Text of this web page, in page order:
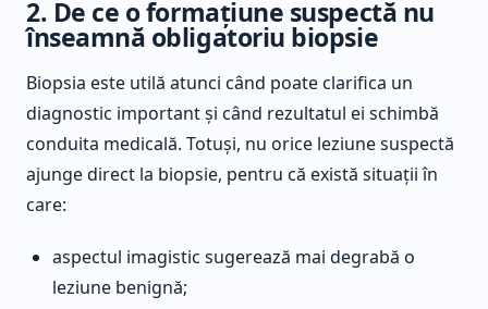
2. De ce o formațiune suspectă nu
înseamnă obligatoriu biopsie
Biopsia este utilă atunci când poate clarifica un
diagnostic important și când rezultatul ei schimbă
conduita medicală. Totuși, nu orice leziune suspectă
ajunge direct la biopsie, pentru că există situații în
care:
aspectul imagistic sugerează mai degrabă o
leziune benignă;